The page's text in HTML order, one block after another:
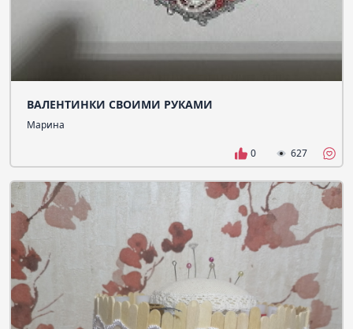
ВАЛЕНТИНКИ СВОИМИ РУКАМИ
Марина
0 627